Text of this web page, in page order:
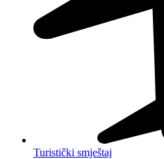
Turistički smještaj